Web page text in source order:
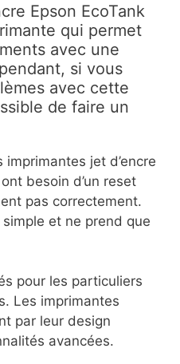
Epson EcoTank
qui permet
avec une
si vous
avec cette
de faire un
jet d’encre
besoin d’un reset
pas correctement.
et ne prend que
pour les particuliers
Les imprimantes
par leur design
avancées.